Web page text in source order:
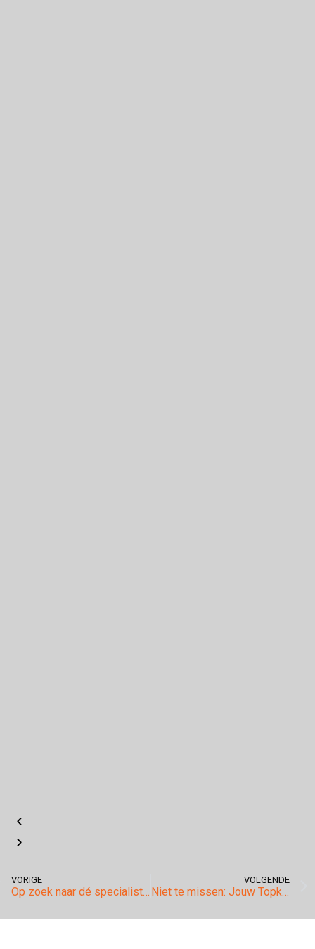
VORIGE
Op zoek naar dé specialist als het gaat om chiptuning voor Porsche?
VOLGENDE
Niet te missen: Jouw Topkeuze voor een Betrouwbare Porsche Specialist